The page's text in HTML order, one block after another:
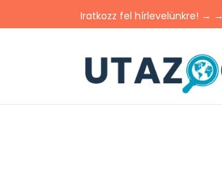
Iratkozz fel hírlevelünkre! → →